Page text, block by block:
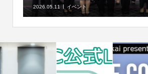
2026.05.11 イベント